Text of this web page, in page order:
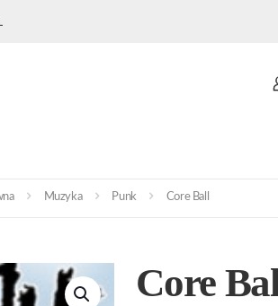
Muzyka Punk Core Ball
Core